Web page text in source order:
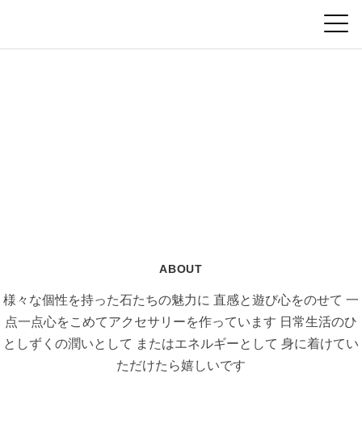
ABOUT
様々な個性を持った石たちの魅力に 直感と遊び心をのせて 一
点一点心をこめてアクセサリーを作っています 日常生活のひ
としずくの潤いとして またはエネルギーとして 身に着けてい
ただけたら嬉しいです